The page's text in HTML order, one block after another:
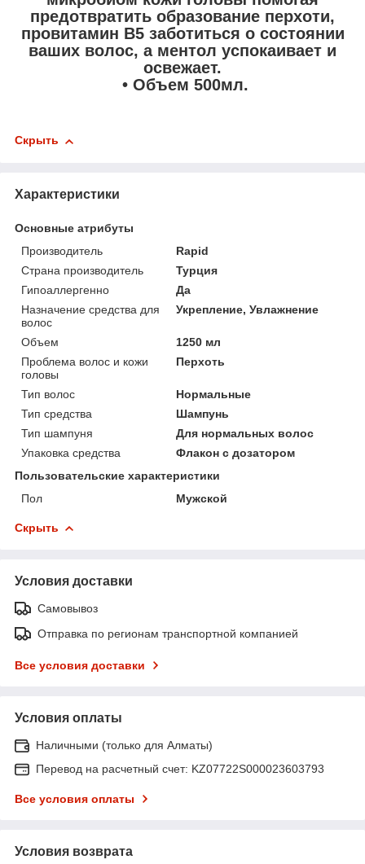
предотвратить образование перхоти,
провитамин B5 заботиться о состоянии
ваших волос, а ментол успокаивает и
освежает.
• Объем 500мл.
Скрыть
Характеристики
Основные атрибуты
Производитель
Rapid
Страна производитель
Турция
Гипоаллергенно
Да
Назначение средства для
волос
Укрепление, Увлажнение
Объем
1250 мл
Проблема волос и кожи
головы
Перхоть
Тип волос
Нормальные
Тип средства
Шампунь
Тип шампуня
Для нормальных волос
Упаковка средства
Флакон с дозатором
Пользовательские характеристики
Пол
Мужской
Скрыть
Условия доставки
Самовывоз
Отправка по регионам транспортной компанией
Все условия доставки
Условия оплаты
Наличными (только для Алматы)
Перевод на расчетный счет: KZ07722S000023603793
Все условия оплаты
Условия возврата